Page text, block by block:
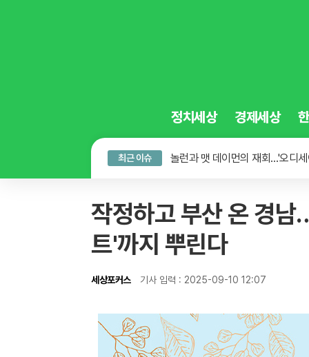
정치세상 경제세상
최근 이슈
K컬처 300조 시대…법은 여전히
K컬처 300조 시대…법은 여전히
작정하고 부산 온 경남
트'까지 뿌린다
세상포커스 기사 입력 : 2025-09-10 12:07